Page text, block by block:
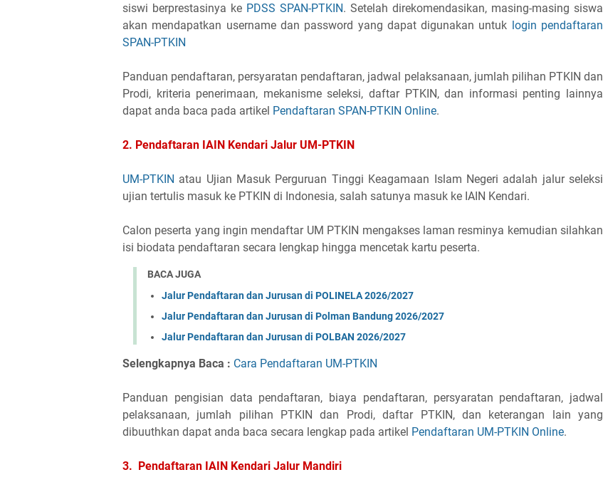
siswi berprestasinya ke PDSS SPAN-PTKIN. Setelah direkomendasikan, masing-masing siswa
akan mendapatkan username dan password yang dapat digunakan untuk login pendaftaran
SPAN-PTKIN
Panduan pendaftaran, persyaratan pendaftaran, jadwal pelaksanaan, jumlah pilihan PTKIN dan
Prodi, kriteria penerimaan, mekanisme seleksi, daftar PTKIN, dan informasi penting lainnya
dapat anda baca pada artikel Pendaftaran SPAN-PTKIN Online.
2. Pendaftaran IAIN Kendari Jalur UM-PTKIN
UM-PTKIN atau Ujian Masuk Perguruan Tinggi Keagamaan Islam Negeri adalah jalur seleksi
ujian tertulis masuk ke PTKIN di Indonesia, salah satunya masuk ke IAIN Kendari.
Calon peserta yang ingin mendaftar UM PTKIN mengakses laman resminya kemudian silahkan
isi biodata pendaftaran secara lengkap hingga mencetak kartu peserta.
BACA JUGA
Jalur Pendaftaran dan Jurusan di POLINELA 2026/2027
Jalur Pendaftaran dan Jurusan di Polman Bandung 2026/2027
Jalur Pendaftaran dan Jurusan di POLBAN 2026/2027
Selengkapnya Baca : Cara Pendaftaran UM-PTKIN
Panduan pengisian data pendaftaran, biaya pendaftaran, persyaratan pendaftaran, jadwal
pelaksanaan, jumlah pilihan PTKIN dan Prodi, daftar PTKIN, dan keterangan lain yang
dibuuthkan dapat anda baca secara lengkap pada artikel Pendaftaran UM-PTKIN Online.
3. Pendaftaran IAIN Kendari Jalur Mandiri